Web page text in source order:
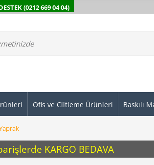
(0212 669 04 04)
Ofis ve Ciltleme Ürünleri Baskılı
KARGO BEDAVA